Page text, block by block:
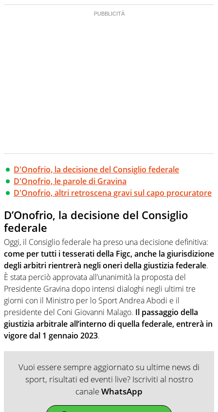
D'Onofrio, la decisione del Consiglio federale
D'Onofrio, le parole di Gravina
D'Onofrio, altri retroscena gravi sul capo procuratore
D’Onofrio, la decisione del Consiglio
federale
Oggi, il Consiglio federale ha preso una decisione definitiva:
come per tutti i tesserati della Figc, anche la giurisdizione
degli arbitri rientrerà negli oneri della giustizia federale.
È stata perciò approvata all’unanimità la proposta del
Presidente Gravina dopo intensi dialoghi negli ultimi tre
giorni con il Ministro per lo Sport Andrea Abodi e il
presidente del Coni Giovanni Malago. Il passaggio della
giustizia arbitrale all’interno di quella federale, entrerà in
vigore dal 1 gennaio 2023.
Vuoi essere sempre aggiornato su ultime news di
sport, risultati ed eventi live? Iscriviti al nostro
canaleWhatsApp